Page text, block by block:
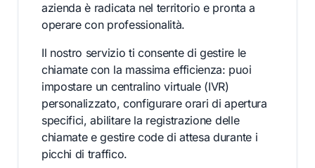
azienda è radicata nel territorio e pronta a
operare con professionalità.
Il nostro servizio ti consente di gestire le
chiamate con la massima efficienza: puoi
impostare un centralino virtuale (IVR)
personalizzato, configurare orari di apertura
specifici, abilitare la registrazione delle
chiamate e gestire code di attesa durante i
picchi di traffico.